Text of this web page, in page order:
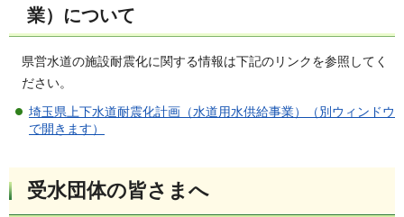
業）について
県営水道の施設耐震化に関する情報は下記のリンクを参照してく
ださい。
埼玉県上下水道耐震化計画（水道用水供給事業）（別ウィンドウ
で開きます）
受水団体の皆さまへ